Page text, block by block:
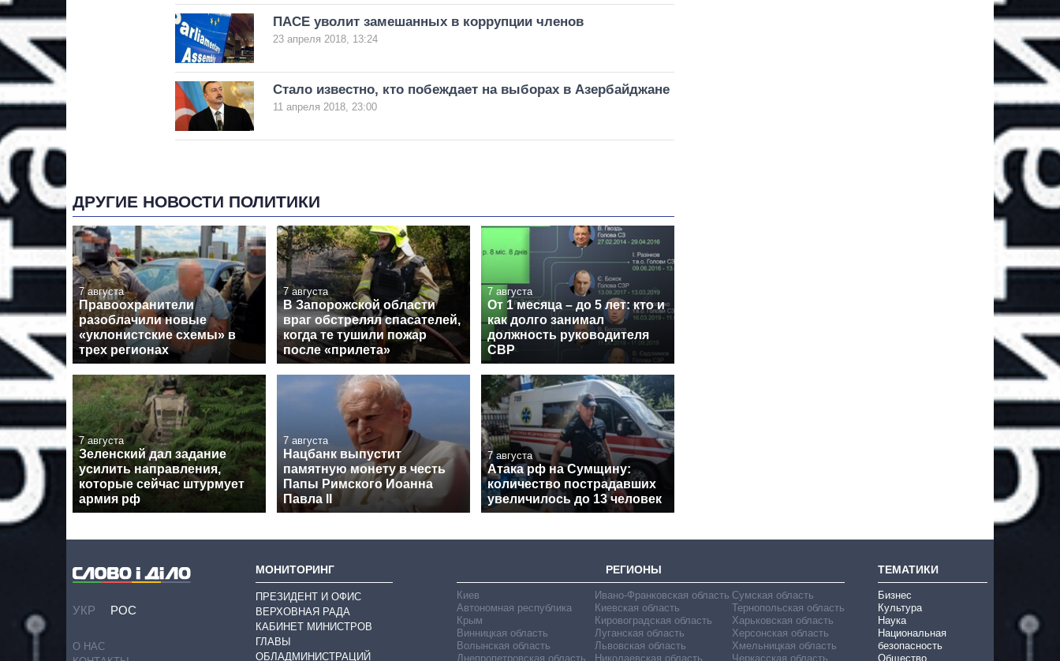
ПАСЕ уволит замешанных в коррупции членов
23 апреля 2018, 13:24
Стало известно, кто побеждает на выборах в Азербайджане
11 апреля 2018, 23:00
ДРУГИЕ НОВОСТИ ПОЛИТИКИ
7 августа
Правоохранители
разоблачили новые
«уклонистские схемы» в
трех регионах
7 августа
В Запорожской области
враг обстрелял спасателей,
когда те тушили пожар
после «прилета»
7 августа
От 1 месяца – до 5 лет: кто и
как долго занимал
должность руководителя
СВР
7 августа
Зеленский дал задание
усилить направления,
которые сейчас штурмует
армия рф
7 августа
Нацбанк выпустит
памятную монету в честь
Папы Римского Иоанна
Павла II
7 августа
Атака рф на Сумщину:
количество пострадавших
увеличилось до 13 человек
УКР РОС
О НАС
МОНИТОРИНГ
ПРЕЗИДЕНТ И ОФИС
ВЕРХОВНАЯ РАДА
КАБИНЕТ МИНИСТРОВ
ГЛАВЫ
ОБЛАДМИНИСТРАЦИЙ
РЕГИОНЫ
Киев
Автономная республика
Крым
Винницкая область
Волынская область
Днепропетровская область
Ивано-Франковская область
Киевская область
Кировоградская область
Луганская область
Львовская область
Николаевская область
Сумская область
Тернопольская область
Харьковская область
Херсонская область
Хмельницкая область
Черкасская область
ТЕМАТИКИ
Бизнес
Культура
Наука
Национальная
безопасность
Общество